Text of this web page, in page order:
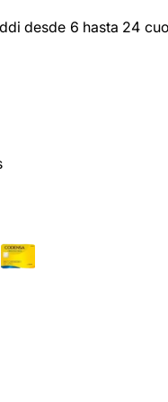
desde 6 hasta 24